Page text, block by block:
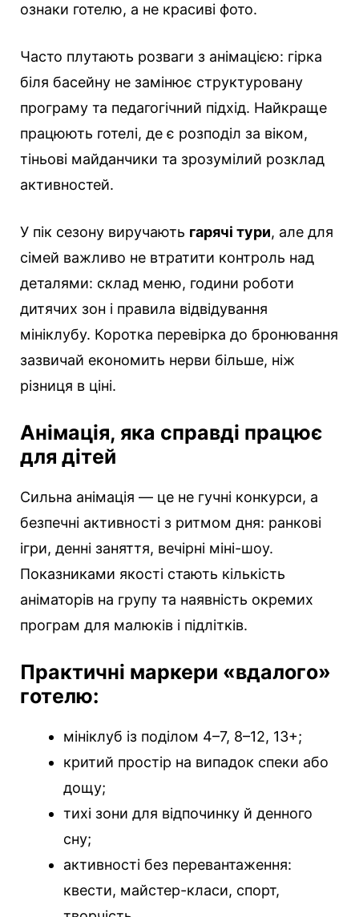
ознаки готелю, а не красиві фото.
Часто плутають розваги з анімацією: гірка
біля басейну не замінює структуровану
програму та педагогічний підхід. Найкраще
працюють готелі, де є розподіл за віком,
тіньові майданчики та зрозумілий розклад
активностей.
У пік сезону виручають гарячі тури, але для
сімей важливо не втратити контроль над
деталями: склад меню, години роботи
дитячих зон і правила відвідування
мініклубу. Коротка перевірка до бронювання
зазвичай економить нерви більше, ніж
різниця в ціні.
Анімація, яка справді працює
для дітей
Сильна анімація — це не гучні конкурси, а
безпечні активності з ритмом дня: ранкові
ігри, денні заняття, вечірні міні-шоу.
Показниками якості стають кількість
аніматорів на групу та наявність окремих
програм для малюків і підлітків.
Практичні маркери «вдалого»
готелю:
мініклуб із поділом 4–7, 8–12, 13+;
критий простір на випадок спеки або
дощу;
тихі зони для відпочинку й денного
сну;
активності без перевантаження:
квести, майстер-класи, спорт,